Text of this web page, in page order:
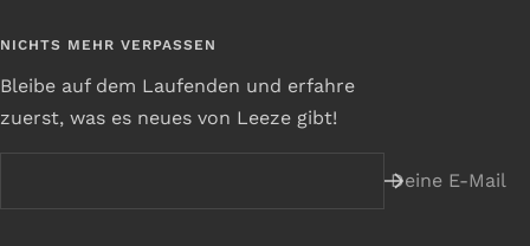
NICHTS MEHR VERPASSEN
Bleibe auf dem Laufenden und erfahre
zuerst, was es neues von Leeze gibt!
Deine E-Mail